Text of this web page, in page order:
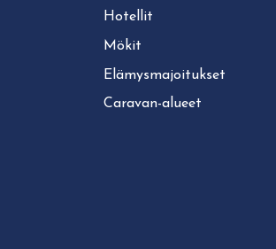
Hotellit
Mökit
Elä­mys­ma­joi­tuk­set
Caravan-alueet